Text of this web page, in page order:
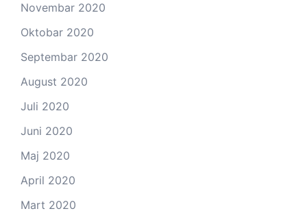
Novembar 2020
Oktobar 2020
Septembar 2020
August 2020
Juli 2020
Juni 2020
Maj 2020
April 2020
Mart 2020